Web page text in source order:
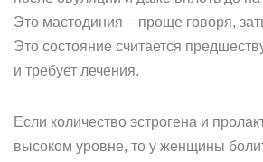
Это мастодиния – проще говоря,
Это состояние считается
и требует лечения.
Если количество эстрогена и
высоком уровне, то у женщины